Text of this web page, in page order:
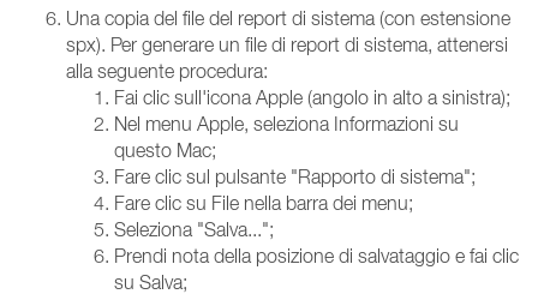
Una copia del file del report di sistema (con estensione
spx). Per generare un file di report di sistema, attenersi
alla seguente procedura:
Fai clic sull'icona Apple (angolo in alto a sinistra);
Nel menu Apple, seleziona Informazioni su
questo Mac;
Fare clic sul pulsante "Rapporto di sistema";
Fare clic su File nella barra dei menu;
Seleziona "Salva...";
Prendi nota della posizione di salvataggio e fai clic
su Salva;